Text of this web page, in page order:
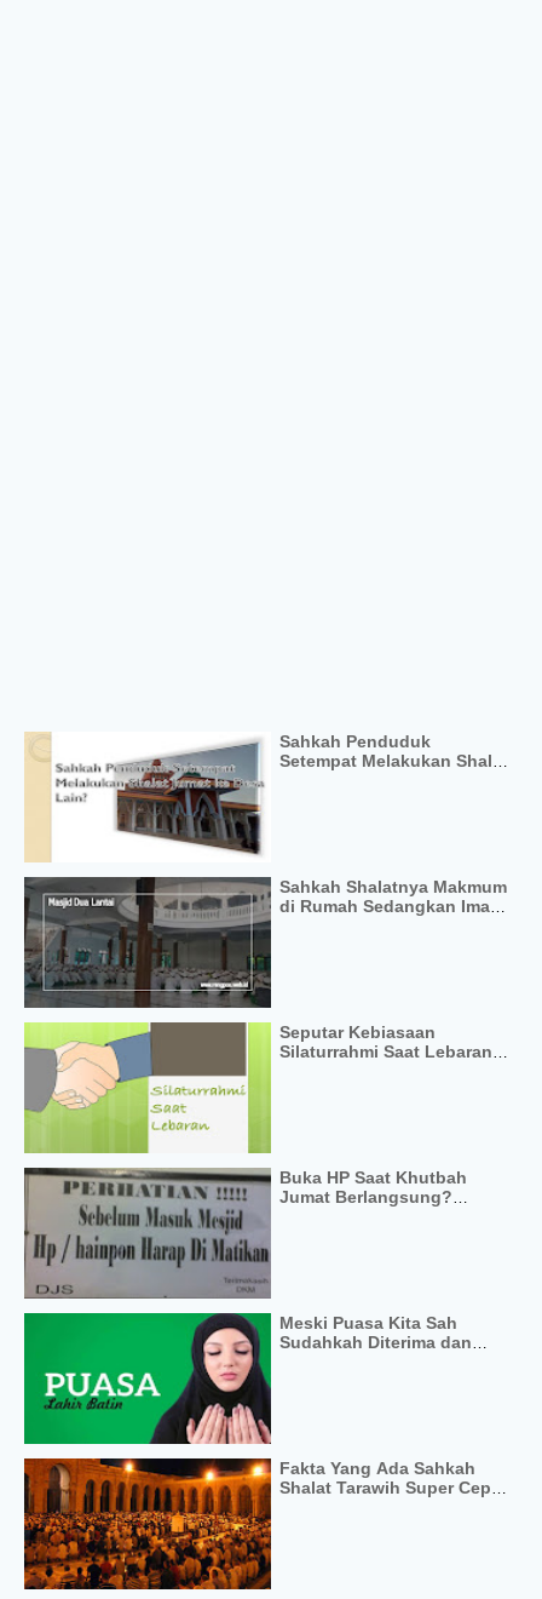
Sahkah Penduduk
Setempat Melakukan Shalat
Sahkah Shalatnya Makmum
di Rumah Sedangkan Imam
Seputar Kebiasaan
Silaturrahmi Saat Lebaran
Buka HP Saat Khutbah
Jumat Berlangsung?
Meski Puasa Kita Sah
Sudahkah Diterima dan
Fakta Yang Ada Sahkah
Shalat Tarawih Super Cepat